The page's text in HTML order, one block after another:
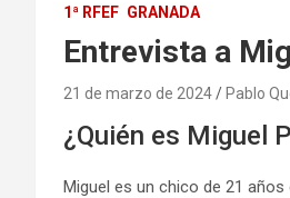
1ª RFEF GRANADA
Entrevista a
21 de marzo de 2024 Pablo
¿Quién es Miguel
Miguel es un chico de 21 años